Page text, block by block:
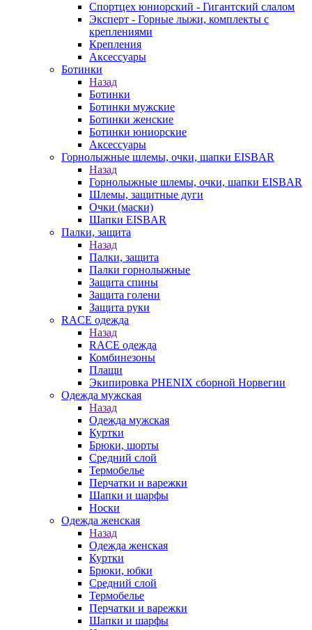
Спортцех юниорский - Гигантский слалом
Эксперт - Горные лыжи, комплекты с
креплениями
Крепления
Аксессуары
Ботинки
Назад
Ботинки
Ботинки мужские
Ботинки женские
Ботинки юниорские
Аксессуары
Горнолыжные шлемы, очки, шапки EISBAR
Назад
Горнолыжные шлемы, очки, шапки EISBAR
Шлемы, защитные дуги
Очки (маски)
Шапки EISBAR
Палки, защита
Назад
Палки, защита
Палки горнолыжные
Защита спины
Защита голени
Защита руки
RACE одежда
Назад
RACE одежда
Комбинезоны
Плащи
Экипировка PHENIX сборной Норвегии
Одежда мужская
Назад
Одежда мужская
Куртки
Брюки, шорты
Средний слой
Термобелье
Перчатки и варежки
Шапки и шарфы
Носки
Одежда женская
Назад
Одежда женская
Куртки
Брюки, юбки
Средний слой
Термобелье
Перчатки и варежки
Шапки и шарфы